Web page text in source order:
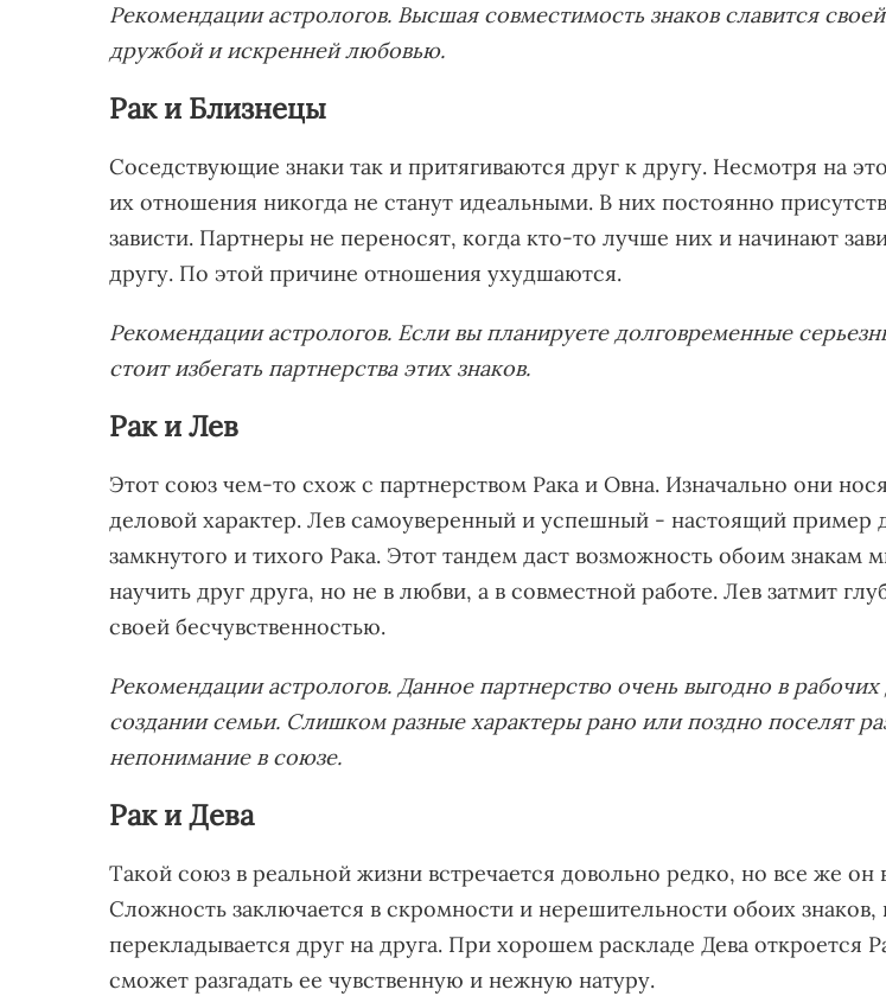
Рекомендации астрологов. Высшая совместимость знаков славится
дружбой и искренней любовью.
Рак и Близнецы
Соседствующие знаки так и притягиваются друг к другу. Несмотря на
их отношения никогда не станут идеальными. В них постоянно
зависти. Партнеры не переносят, когда кто-то лучше них и начинают
другу. По этой причине отношения ухудшаются.
Рекомендации астрологов. Если вы планируете долговременные
стоит избегать партнерства этих знаков.
Рак и Лев
Этот союз чем-то схож с партнерством Рака и Овна. Изначально они
деловой характер. Лев самоуверенный и успешный - настоящий пример
замкнутого и тихого Рака. Этот тандем даст возможность обоим знакам
научить друг друга, но не в любви, а в совместной работе. Лев затмит
своей бесчувственностью.
Рекомендации астрологов. Данное партнерство очень выгодно в
создании семьи. Слишком разные характеры рано или поздно поселят
непонимание в союзе.
Рак и Дева
Такой союз в реальной жизни встречается довольно редко, но все же он
Сложность заключается в скромности и нерешительности обоих знаков,
перекладывается друг на друга. При хорошем раскладе Дева откроется
сможет разгадать ее чувственную и нежную натуру.